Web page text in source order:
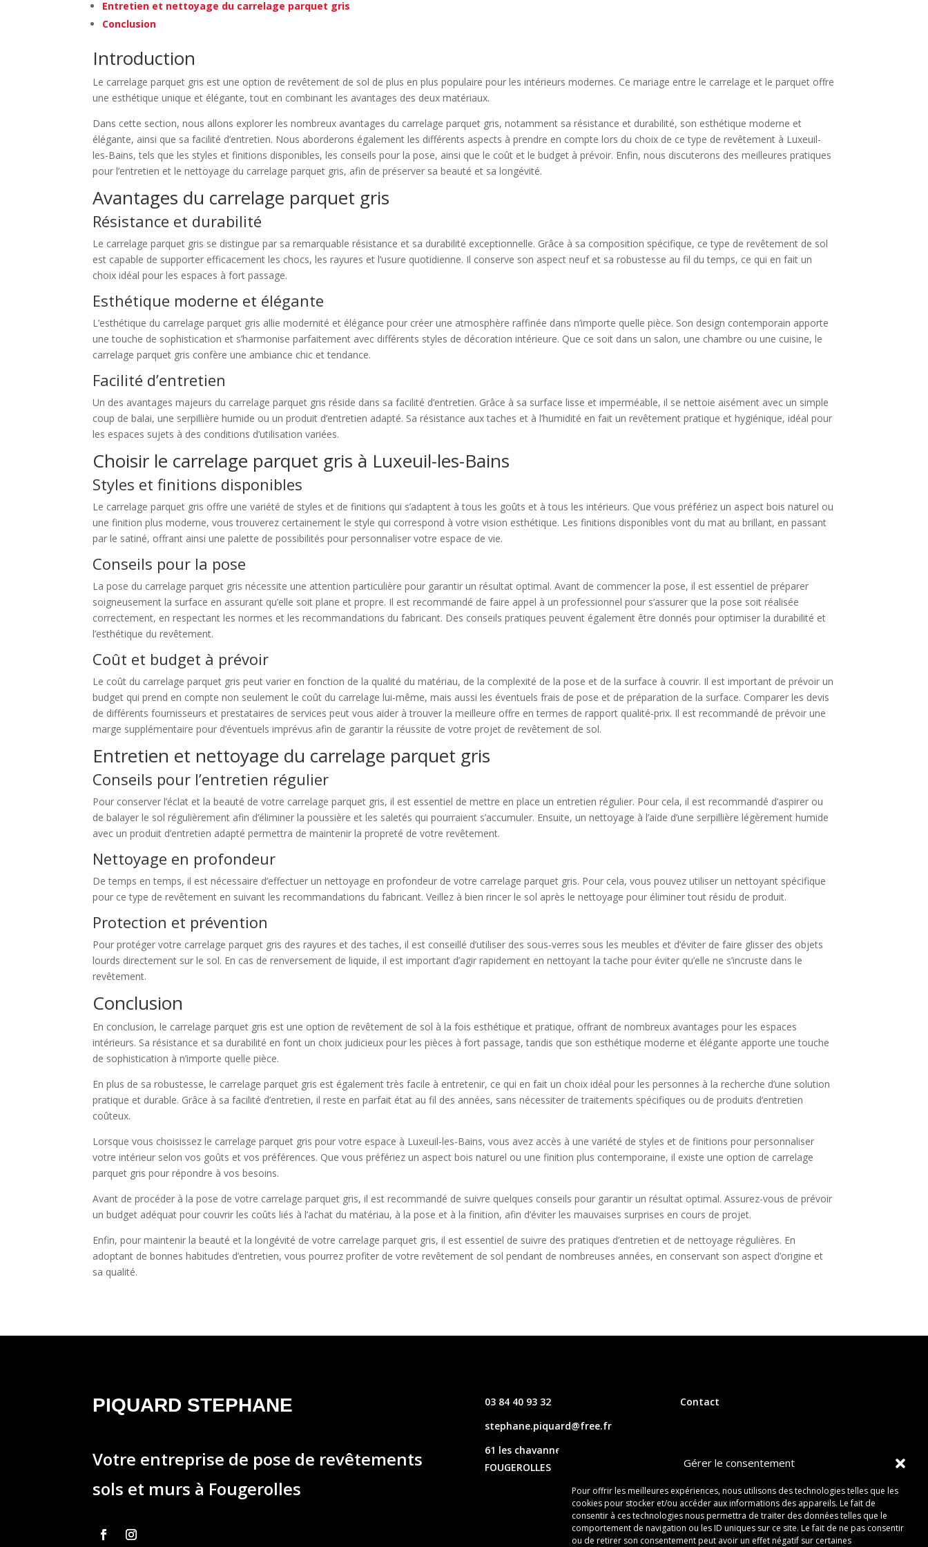
Gérer le consentement
Pour offrir les meilleures expériences, nous utilisons des technologies telles que les
cookies pour stocker et/ou accéder aux informations des appareils. Le fait de
consentir à ces technologies nous permettra de traiter des données telles que le
comportement de navigation ou les ID uniques sur ce site. Le fait de ne pas consentir
ou de retirer son consentement peut avoir un effet négatif sur certaines
Entretien et nettoyage du carrelage parquet gris
Conclusion
Introduction
Le carrelage parquet gris est une option de revêtement de sol de plus en plus populaire pour les intérieurs modernes. Ce mariage entre le carrelage et le parquet offre
une esthétique unique et élégante, tout en combinant les avantages des deux matériaux.
Dans cette section, nous allons explorer les nombreux avantages du carrelage parquet gris, notamment sa résistance et durabilité, son esthétique moderne et
élégante, ainsi que sa facilité d’entretien. Nous aborderons également les différents aspects à prendre en compte lors du choix de ce type de revêtement à Luxeuil-
les-Bains, tels que les styles et finitions disponibles, les conseils pour la pose, ainsi que le coût et le budget à prévoir. Enfin, nous discuterons des meilleures pratiques
pour l’entretien et le nettoyage du carrelage parquet gris, afin de préserver sa beauté et sa longévité.
Avantages du carrelage parquet gris
Résistance et durabilité
Le carrelage parquet gris se distingue par sa remarquable résistance et sa durabilité exceptionnelle. Grâce à sa composition spécifique, ce type de revêtement de sol
est capable de supporter efficacement les chocs, les rayures et l’usure quotidienne. Il conserve son aspect neuf et sa robustesse au fil du temps, ce qui en fait un
choix idéal pour les espaces à fort passage.
Esthétique moderne et élégante
L’esthétique du carrelage parquet gris allie modernité et élégance pour créer une atmosphère raffinée dans n’importe quelle pièce. Son design contemporain apporte
une touche de sophistication et s’harmonise parfaitement avec différents styles de décoration intérieure. Que ce soit dans un salon, une chambre ou une cuisine, le
carrelage parquet gris confère une ambiance chic et tendance.
Facilité d’entretien
Un des avantages majeurs du carrelage parquet gris réside dans sa facilité d’entretien. Grâce à sa surface lisse et imperméable, il se nettoie aisément avec un simple
coup de balai, une serpillière humide ou un produit d’entretien adapté. Sa résistance aux taches et à l’humidité en fait un revêtement pratique et hygiénique, idéal pour
les espaces sujets à des conditions d’utilisation variées.
Choisir le carrelage parquet gris à Luxeuil-les-Bains
Styles et finitions disponibles
Le carrelage parquet gris offre une variété de styles et de finitions qui s’adaptent à tous les goûts et à tous les intérieurs. Que vous préfériez un aspect bois naturel ou
une finition plus moderne, vous trouverez certainement le style qui correspond à votre vision esthétique. Les finitions disponibles vont du mat au brillant, en passant
par le satiné, offrant ainsi une palette de possibilités pour personnaliser votre espace de vie.
Conseils pour la pose
La pose du carrelage parquet gris nécessite une attention particulière pour garantir un résultat optimal. Avant de commencer la pose, il est essentiel de préparer
soigneusement la surface en assurant qu’elle soit plane et propre. Il est recommandé de faire appel à un professionnel pour s’assurer que la pose soit réalisée
correctement, en respectant les normes et les recommandations du fabricant. Des conseils pratiques peuvent également être donnés pour optimiser la durabilité et
l’esthétique du revêtement.
Coût et budget à prévoir
Le coût du carrelage parquet gris peut varier en fonction de la qualité du matériau, de la complexité de la pose et de la surface à couvrir. Il est important de prévoir un
budget qui prend en compte non seulement le coût du carrelage lui-même, mais aussi les éventuels frais de pose et de préparation de la surface. Comparer les devis
de différents fournisseurs et prestataires de services peut vous aider à trouver la meilleure offre en termes de rapport qualité-prix. Il est recommandé de prévoir une
marge supplémentaire pour d’éventuels imprévus afin de garantir la réussite de votre projet de revêtement de sol.
Entretien et nettoyage du carrelage parquet gris
Conseils pour l’entretien régulier
Pour conserver l’éclat et la beauté de votre carrelage parquet gris, il est essentiel de mettre en place un entretien régulier. Pour cela, il est recommandé d’aspirer ou
de balayer le sol régulièrement afin d’éliminer la poussière et les saletés qui pourraient s’accumuler. Ensuite, un nettoyage à l’aide d’une serpillière légèrement humide
avec un produit d’entretien adapté permettra de maintenir la propreté de votre revêtement.
Nettoyage en profondeur
De temps en temps, il est nécessaire d’effectuer un nettoyage en profondeur de votre carrelage parquet gris. Pour cela, vous pouvez utiliser un nettoyant spécifique
pour ce type de revêtement en suivant les recommandations du fabricant. Veillez à bien rincer le sol après le nettoyage pour éliminer tout résidu de produit.
Protection et prévention
Pour protéger votre carrelage parquet gris des rayures et des taches, il est conseillé d’utiliser des sous-verres sous les meubles et d’éviter de faire glisser des objets
lourds directement sur le sol. En cas de renversement de liquide, il est important d’agir rapidement en nettoyant la tache pour éviter qu’elle ne s’incruste dans le
revêtement.
Conclusion
En conclusion, le carrelage parquet gris est une option de revêtement de sol à la fois esthétique et pratique, offrant de nombreux avantages pour les espaces
intérieurs. Sa résistance et sa durabilité en font un choix judicieux pour les pièces à fort passage, tandis que son esthétique moderne et élégante apporte une touche
de sophistication à n’importe quelle pièce.
En plus de sa robustesse, le carrelage parquet gris est également très facile à entretenir, ce qui en fait un choix idéal pour les personnes à la recherche d’une solution
pratique et durable. Grâce à sa facilité d’entretien, il reste en parfait état au fil des années, sans nécessiter de traitements spécifiques ou de produits d’entretien
coûteux.
Lorsque vous choisissez le carrelage parquet gris pour votre espace à Luxeuil-les-Bains, vous avez accès à une variété de styles et de finitions pour personnaliser
votre intérieur selon vos goûts et vos préférences. Que vous préfériez un aspect bois naturel ou une finition plus contemporaine, il existe une option de carrelage
parquet gris pour répondre à vos besoins.
Avant de procéder à la pose de votre carrelage parquet gris, il est recommandé de suivre quelques conseils pour garantir un résultat optimal. Assurez-vous de prévoir
un budget adéquat pour couvrir les coûts liés à l’achat du matériau, à la pose et à la finition, afin d’éviter les mauvaises surprises en cours de projet.
Enfin, pour maintenir la beauté et la longévité de votre carrelage parquet gris, il est essentiel de suivre des pratiques d’entretien et de nettoyage régulières. En
adoptant de bonnes habitudes d’entretien, vous pourrez profiter de votre revêtement de sol pendant de nombreuses années, en conservant son aspect d’origine et
sa qualité.
PIQUARD STEPHANE
Votre entreprise de pose de revêtements
sols et murs à Fougerolles
03 84 40 93 32
stephane.piquard@free.fr
61 les chavannes – 70220
FOUGEROLLES
Contact